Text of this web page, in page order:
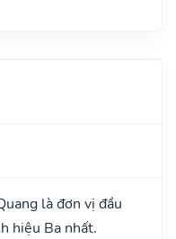
là đơn vị đầu
hiệu Ba nhất.